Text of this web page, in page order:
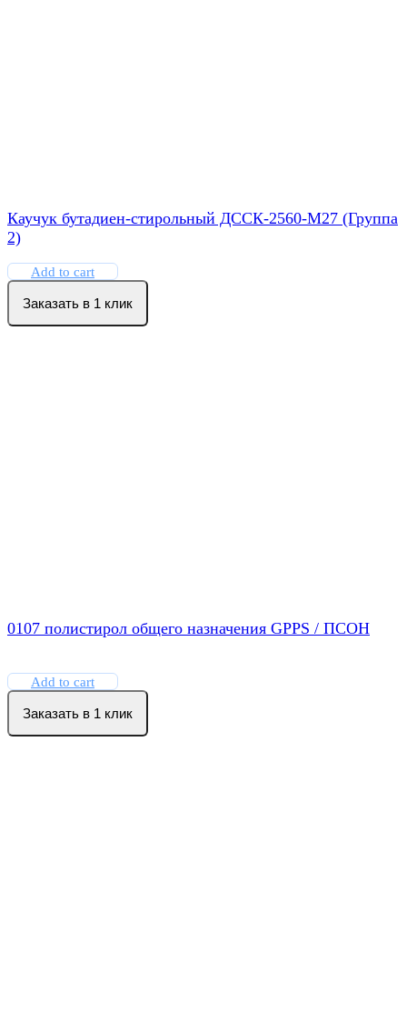
Каучук бутадиен-стирольный ДССК-2560-М27 (Группа
2)
Add to cart
Заказать в 1 клик
0107 полистирол общего назначения GPPS / ПСОН
Add to cart
Заказать в 1 клик